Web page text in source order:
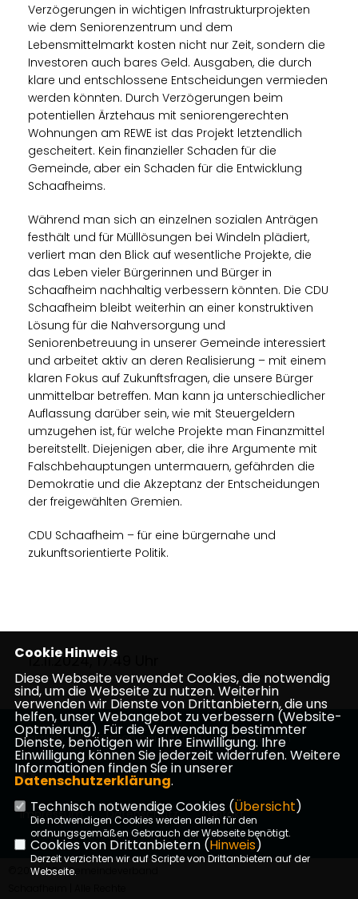
Verzögerungen in wichtigen Infrastrukturprojekten
wie dem Seniorenzentrum und dem
Lebensmittelmarkt kosten nicht nur Zeit, sondern die
Investoren auch bares Geld. Ausgaben, die durch
klare und entschlossene Entscheidungen vermieden
werden könnten. Durch Verzögerungen beim
potentiellen Ärztehaus mit seniorengerechten
Wohnungen am REWE ist das Projekt letztendlich
gescheitert. Kein finanzieller Schaden für die
Gemeinde, aber ein Schaden für die Entwicklung
Schaafheims.
Während man sich an einzelnen sozialen Anträgen
festhält und für Mülllösungen bei Windeln plädiert,
verliert man den Blick auf wesentliche Projekte, die
das Leben vieler Bürgerinnen und Bürger in
Schaafheim nachhaltig verbessern könnten. Die CDU
Schaafheim bleibt weiterhin an einer konstruktiven
Lösung für die Nahversorgung und
Seniorenbetreuung in unserer Gemeinde interessiert
und arbeitet aktiv an deren Realisierung – mit einem
klaren Fokus auf Zukunftsfragen, die unsere Bürger
unmittelbar betreffen. Man kann ja unterschiedlicher
Auflassung darüber sein, wie mit Steuergeldern
umzugehen ist, für welche Projekte man Finanzmittel
bereitstellt. Diejenigen aber, die ihre Argumente mit
Falschbehauptungen untermauern, gefährden die
Demokratie und die Akzeptanz der Entscheidungen
der freigewählten Gremien.
CDU Schaafheim – für eine bürgernahe und
zukunftsorientierte Politik.
12.11.2024, 17:49 Uhr
Herzlich Willkommen bei der CDU in Schaafheim
Impressum Datenschutz Kontakt
©2026 CDU Gemeindeverband
Cookie Hinweis
Diese Webseite verwendet Cookies, die notwendig
sind, um die Webseite zu nutzen. Weiterhin
verwenden wir Dienste von Drittanbietern, die uns
helfen, unser Webangebot zu verbessern (Website-
Optmierung). Für die Verwendung bestimmter
Dienste, benötigen wir Ihre Einwilligung. Ihre
Einwilligung können Sie jederzeit widerrufen. Weitere
Informationen finden Sie in unserer
Datenschutzerklärung.
Technisch notwendige Cookies (Übersicht)
Die notwendigen Cookies werden allein für den
ordnungsgemäßen Gebrauch der Webseite benötigt.
Cookies von Drittanbietern (Hinweis)
Derzeit verzichten wir auf Scripte von Drittanbietern auf der
Webseite.